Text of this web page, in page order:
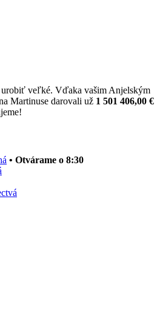
veľké. Vďaka vašim Anjelským
Martinuse darovali už 1 501 406,00 €
• Otvárame o 8:30